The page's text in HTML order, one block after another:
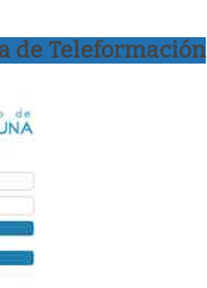
de Teleformación